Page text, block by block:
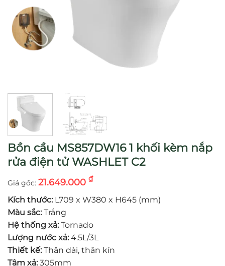
Bồn cầu MS857DW16 1 khối kèm nắp
rửa điện tử WASHLET C2
21.649.000 ₫
Kích thước: L709 x W380 x H645 (mm)
Màu sắc: Trắng
Hệ thống xả: Tornado
Lượng nước xả: 4.5L/3L
Thiết kế: Thân dài, thân kín
Tâm xả: 305mm